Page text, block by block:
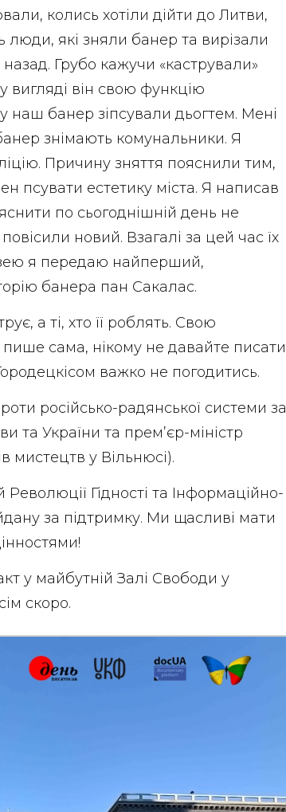
колись хотіли дійти до Литви,
які зняли банер та вирізали
Грубо кажучи «кастрували»
вигляді він свою функцію
наш банер зіпсували дьогтем. Мені
знімають комунальники. Я
Причину зняття пояснили тим,
псувати естетику міста. Я написав
по сьогоднішній день не
новий. Взагалі за цей час їх
я передаю найперший,
банера пан Сакалас.
а ті, хто її роблять. Свою
пише сама, нікому не давайте писати
важко не погодитись.
російсько-радянської системи за
та України та прем’єр-міністр
мистецтв у Вільнюсі).
Гідності та Інформаційно-
за підтримку. Ми щасливі мати
у майбутній Залі Свободи у
скоро.